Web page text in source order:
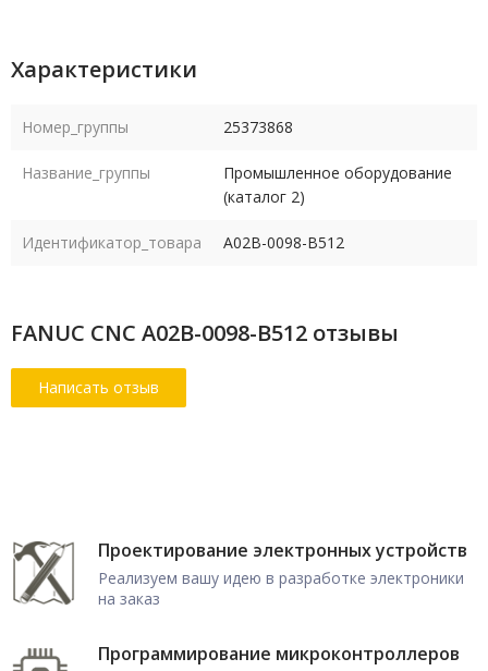
Характеристики
Номер_группы 25373868
Название_группы
Промышленное оборудование
(каталог 2)
Идентификатор_товара A02B-0098-B512
FANUC CNC A02B-0098-B512 отзывы
Проектирование электронных устройств
Реализуем вашу идею в разработке электроники
на заказ
Программирование микроконтроллеров